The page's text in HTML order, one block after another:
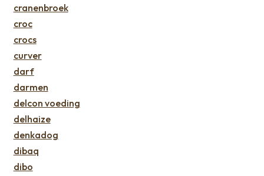
cranenbroek
croc
crocs
curver
darf
darmen
delcon voeding
delhaize
denkadog
dibaq
dibo